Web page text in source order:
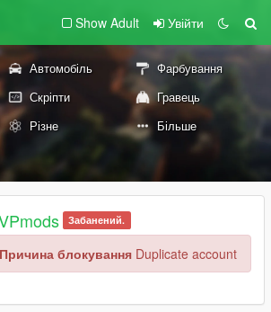
Show Adult Увійти
Автомобіль
Фарбування
Скріпти
Гравець
Різне Більше
Забанений.
Причина блокування Duplicate account